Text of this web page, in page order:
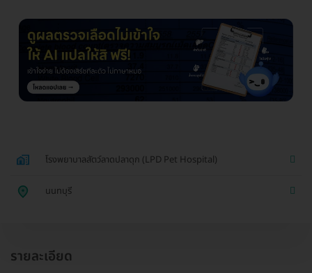
โรงพยาบาลสัตว์ลาดปลาดุก (LPD Pet Hospital)
นนทบุรี
รายละเอียด